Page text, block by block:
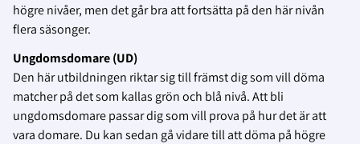
högre nivåer, men det går bra att fortsätta på den här nivån
flera säsonger.
Ungdomsdomare (UD)
Den här utbildningen riktar sig till främst dig som vill döma
matcher på det som kallas grön och blå nivå. Att bli
ungdomsdomare passar dig som vill prova på hur det är att
vara domare. Du kan sedan gå vidare till att döma på högre